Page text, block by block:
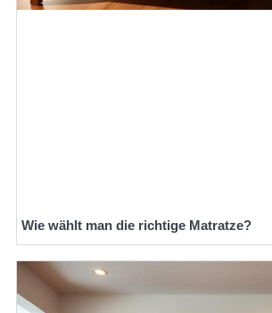
Wie wählt man die richtige Matratze?